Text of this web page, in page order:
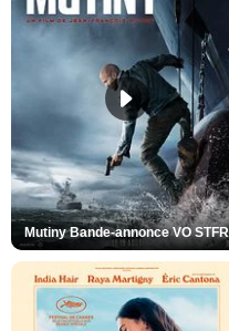
Mutiny Bande-annonce VO STFR